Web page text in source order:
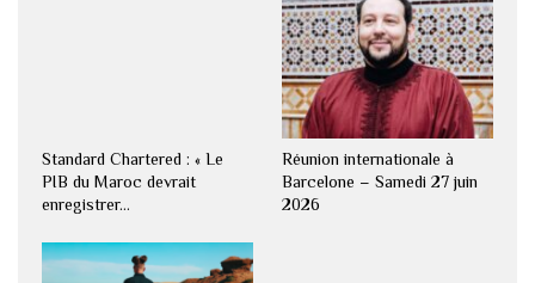
Standard Chartered : « Le
PIB du Maroc devrait
enregistrer…
Réunion internationale à
Barcelone – Samedi 27 juin
2026